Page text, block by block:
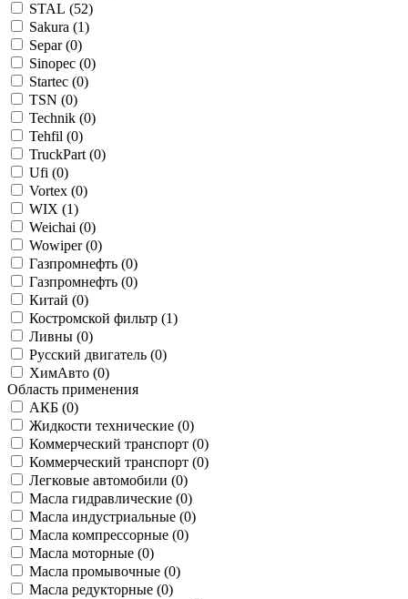
STAL (52)
Sakura (1)
Separ (0)
Sinopec (0)
Startec (0)
TSN (0)
Technik (0)
Tehfil (0)
TruckPart (0)
Ufi (0)
Vortex (0)
WIX (1)
Weichai (0)
Wowiper (0)
Газпромнефть (0)
Газпромнефть (0)
Китай (0)
Костромской фильтр (1)
Ливны (0)
Русский двигатель (0)
ХимАвто (0)
Область применения
АКБ (0)
Жидкости технические (0)
Коммерческий транспорт (0)
Коммерческий транспорт (0)
Легковые автомобили (0)
Масла гидравлические (0)
Масла индустриальные (0)
Масла компрессорные (0)
Масла моторные (0)
Масла промывочные (0)
Масла редукторные (0)